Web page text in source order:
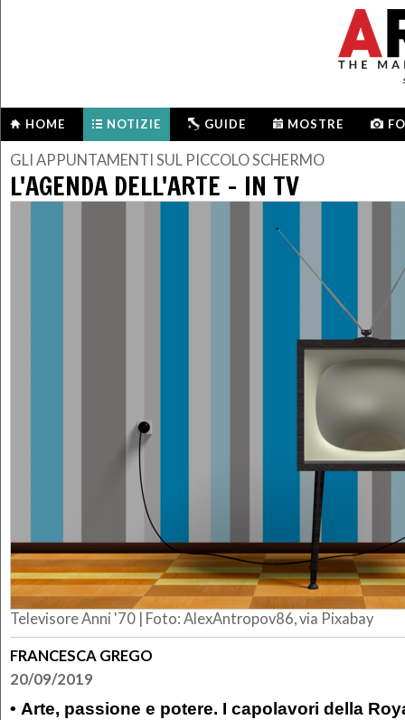
HOME NOTIZIE GUIDE MOSTRE
GLI APPUNTAMENTI SUL PICCOLO SCHERMO
L'AGENDA DELL'ARTE – IN TV
Televisore Anni '70 | Foto: AlexAntropov86, via Pixabay
FRANCESCA GREGO
20/09/2019
• Arte, passione e potere. I capolavori della